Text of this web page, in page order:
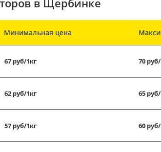
в Щербинке
Минимальная цена
67 руб/1кг 70
62 руб/1кг 65
57 руб/1кг 60